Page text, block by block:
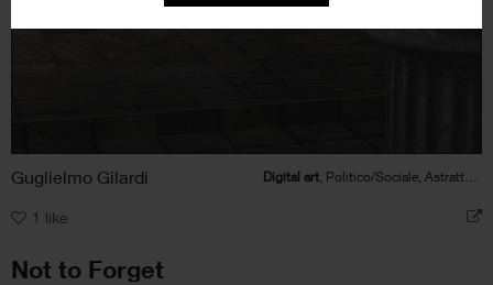
Guglielmo Gilardi Digital art, Politico/Sociale, Astratto, Architettura
1 like
Not to Forget